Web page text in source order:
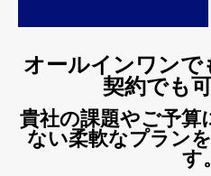
オールインワン
契約でも
貴社の課題やご予算
ない柔軟なプラン
す。